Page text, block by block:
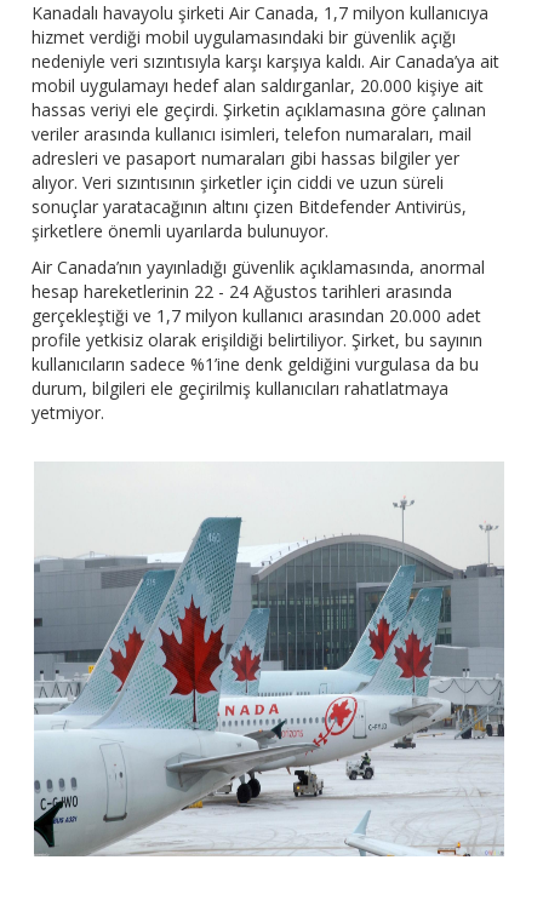
Kanadalı havayolu şirketi Air Canada, 1,7 milyon kullanıcıya
hizmet verdiği mobil uygulamasındaki bir güvenlik açığı
nedeniyle veri sızıntısıyla karşı karşıya kaldı. Air Canada’ya ait
mobil uygulamayı hedef alan saldırganlar, 20.000 kişiye ait
hassas veriyi ele geçirdi. Şirketin açıklamasına göre çalınan
veriler arasında kullanıcı isimleri, telefon numaraları, mail
adresleri ve pasaport numaraları gibi hassas bilgiler yer
alıyor. Veri sızıntısının şirketler için ciddi ve uzun süreli
sonuçlar yaratacağının altını çizen Bitdefender Antivirüs,
şirketlere önemli uyarılarda bulunuyor.
Air Canada’nın yayınladığı güvenlik açıklamasında, anormal
hesap hareketlerinin 22 - 24 Ağustos tarihleri arasında
gerçekleştiği ve 1,7 milyon kullanıcı arasından 20.000 adet
profile yetkisiz olarak erişildiği belirtiliyor. Şirket, bu sayının
kullanıcıların sadece %1’ine denk geldiğini vurgulasa da bu
durum, bilgileri ele geçirilmiş kullanıcıları rahatlatmaya
yetmiyor.